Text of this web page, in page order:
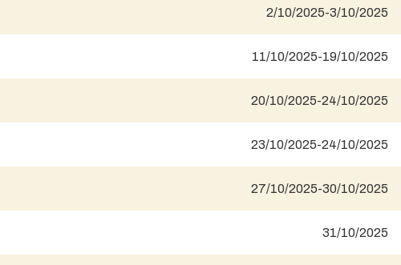
2/10/2025-3/10/2025
11/10/2025-19/10/2025
20/10/2025-24/10/2025
23/10/2025-24/10/2025
27/10/2025-30/10/2025
31/10/2025